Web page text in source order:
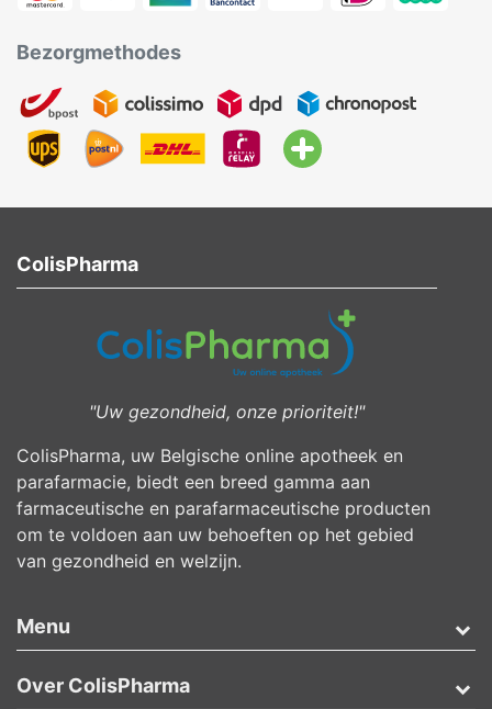
Bezorgmethodes
ColisPharma
"Uw gezondheid, onze prioriteit!"
ColisPharma, uw Belgische online apotheek en
parafarmacie, biedt een breed gamma aan
farmaceutische en parafarmaceutische producten
om te voldoen aan uw behoeften op het gebied
van gezondheid en welzijn.
Menu
Over ColisPharma